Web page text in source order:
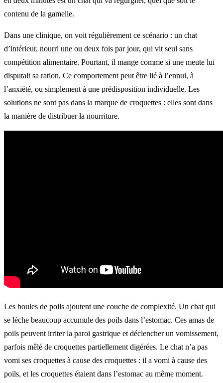
contenu de la gamelle.
Dans une clinique, on voit régulièrement ce scénario : un chat
d’intérieur, nourri une ou deux fois par jour, qui vit seul sans
compétition alimentaire. Pourtant, il mange comme si une meute lui
disputait sa ration. Ce comportement peut être lié à l’ennui, à
l’anxiété, ou simplement à une prédisposition individuelle. Les
solutions ne sont pas dans la marque de croquettes : elles sont dans
la manière de distribuer la nourriture.
Les boules de poils ajoutent une couche de complexité. Un chat qui
se lèche beaucoup accumule des poils dans l’estomac. Ces amas de
poils peuvent irriter la paroi gastrique et déclencher un vomissement,
parfois mêlé de croquettes partiellement digérées. Le chat n’a pas
vomi ses croquettes à cause des croquettes : il a vomi à cause des
poils, et les croquettes étaient dans l’estomac au même moment.